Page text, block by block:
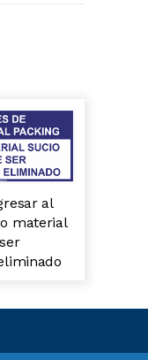
al
material